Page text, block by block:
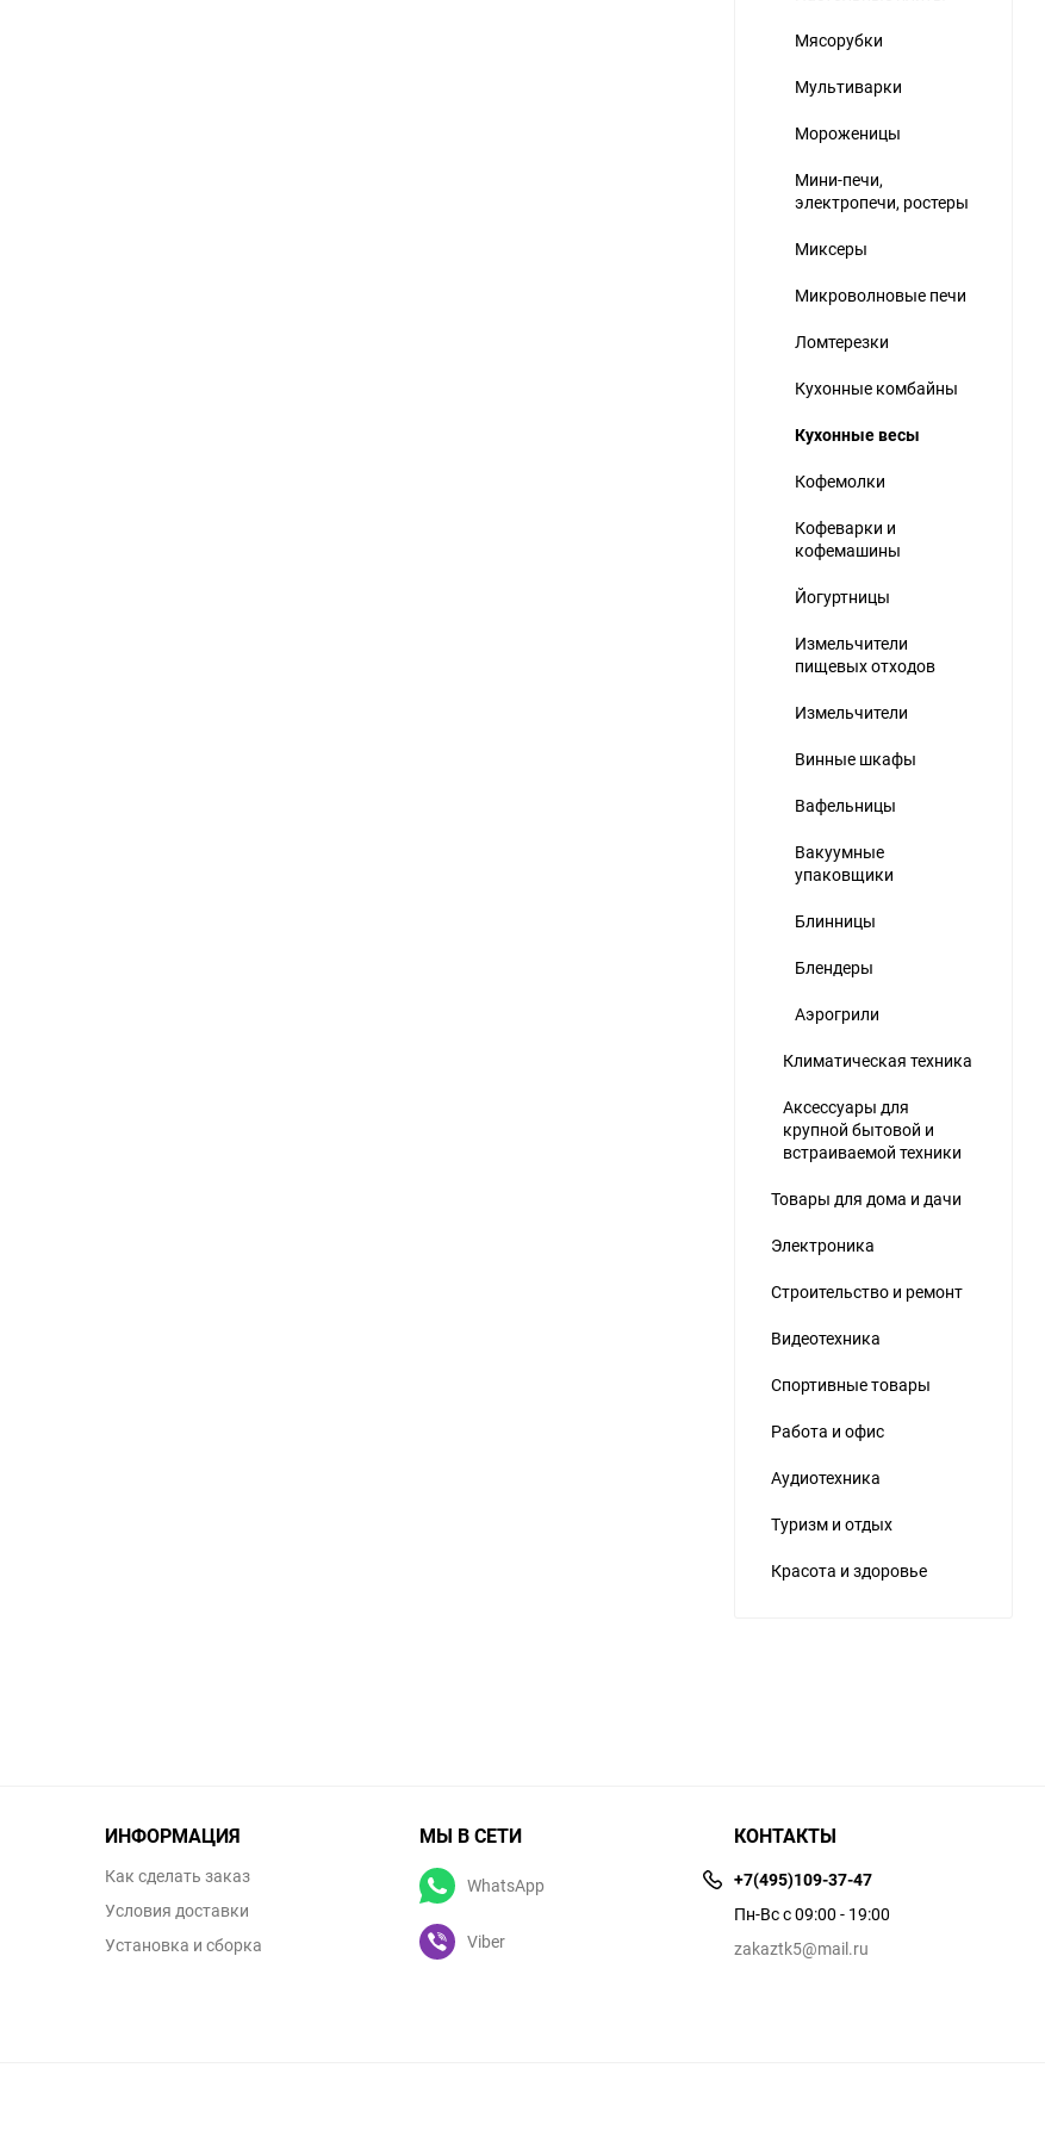
Мясорубки
Мультиварки
Мороженицы
Мини-печи,
электропечи, ростеры
Миксеры
Микроволновые печи
Ломтерезки
Кухонные комбайны
Кухонные весы
Кофемолки
Кофеварки и
кофемашины
Йогуртницы
Измельчители
пищевых отходов
Измельчители
Винные шкафы
Вафельницы
Вакуумные
упаковщики
Блинницы
Блендеры
Аэрогрили
Климатическая техника
Аксессуары для
крупной бытовой и
встраиваемой техники
Товары для дома и дачи
Электроника
Строительство и ремонт
Видеотехника
Спортивные товары
Работа и офис
Аудиотехника
Туризм и отдых
Красота и здоровье
ИНФОРМАЦИЯ
Как сделать заказ
Условия доставки
Установка и сборка
МЫ В СЕТИ
WhatsApp
Viber
КОНТАКТЫ
+7(495)109-37-47
Пн-Вс с 09:00 - 19:00
zakaztk5@mail.ru